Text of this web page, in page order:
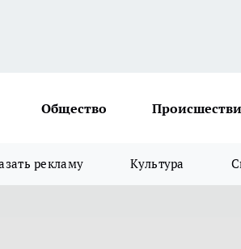
Общество
рекламу Культура